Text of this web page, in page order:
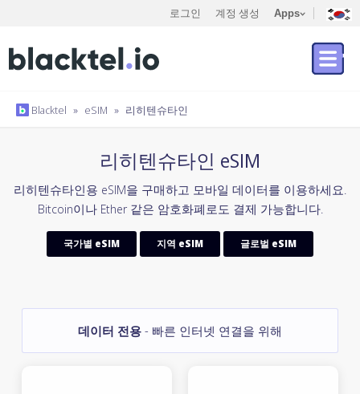
로그인 계정 생성 Apps
Blacktel » eSIM » 리히텐슈타인
리히텐슈타인 eSIM
리히텐슈타인용 eSIM을 구매하고 모바일 데이터를 이용하세요.
Bitcoin이나 Ether 같은 암호화폐로도 결제 가능합니다.
국가별 eSIM 지역 eSIM 글로벌 eSIM
데이터 전용 - 빠른 인터넷 연결을 위해